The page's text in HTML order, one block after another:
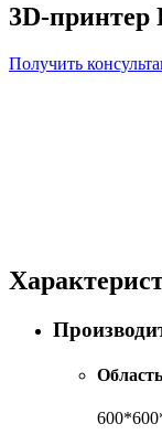
3D-принтер
Получить